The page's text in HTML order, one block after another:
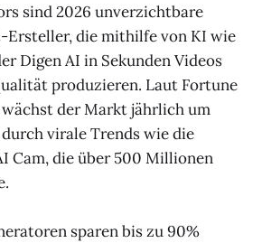
sind 2026 unverzichtbare
Ersteller, die mithilfe von KI wie
Digen AI in Sekunden Videos
produzieren. Laut Fortune
der Markt jährlich um
virale Trends wie die
Cam, die über 500 Millionen
sparen bis zu 90%